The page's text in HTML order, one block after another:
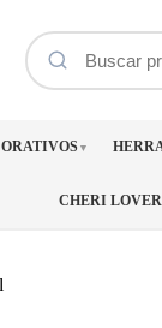
▼
CHERI LOVER